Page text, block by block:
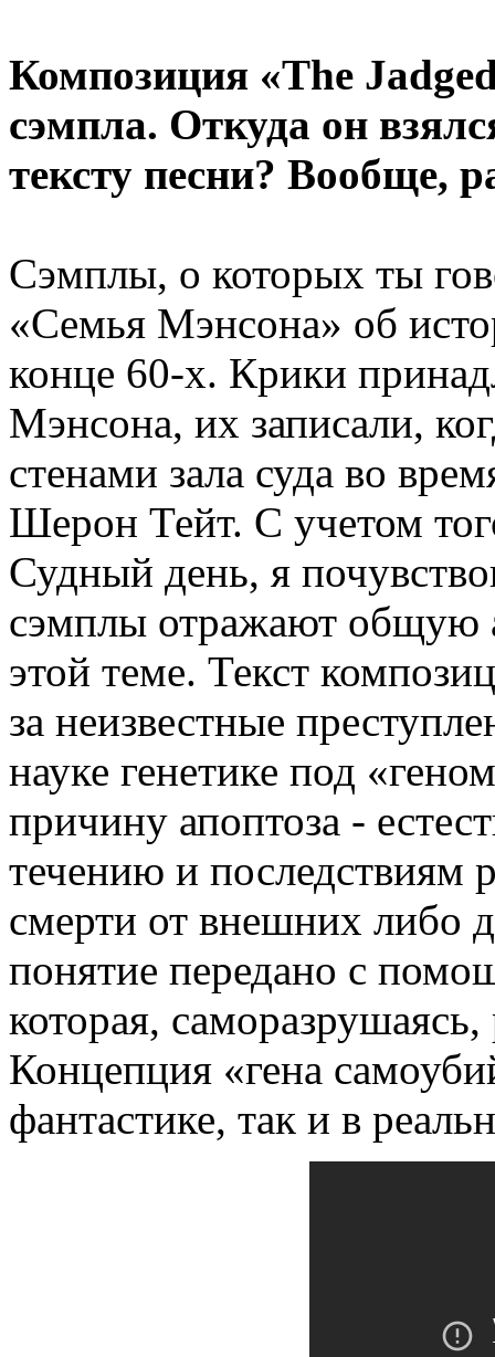
Композиция «The
сэмпла. Откуда он
тексту песни? Вообще,
Сэмплы, о которых ты
«Семья Мэнсона» об
конце 60-х. Крики
Мэнсона, их записали,
стенами зала суда во
Шерон Тейт. С учетом
Судный день, я
сэмплы отражают общую
этой теме. Текст
за неизвестные
науке генетике под
причину апоптоза -
течению и последствиям
смерти от внешних либо
понятие передано с
которая,
Концепция «гена
фантастике, так и в